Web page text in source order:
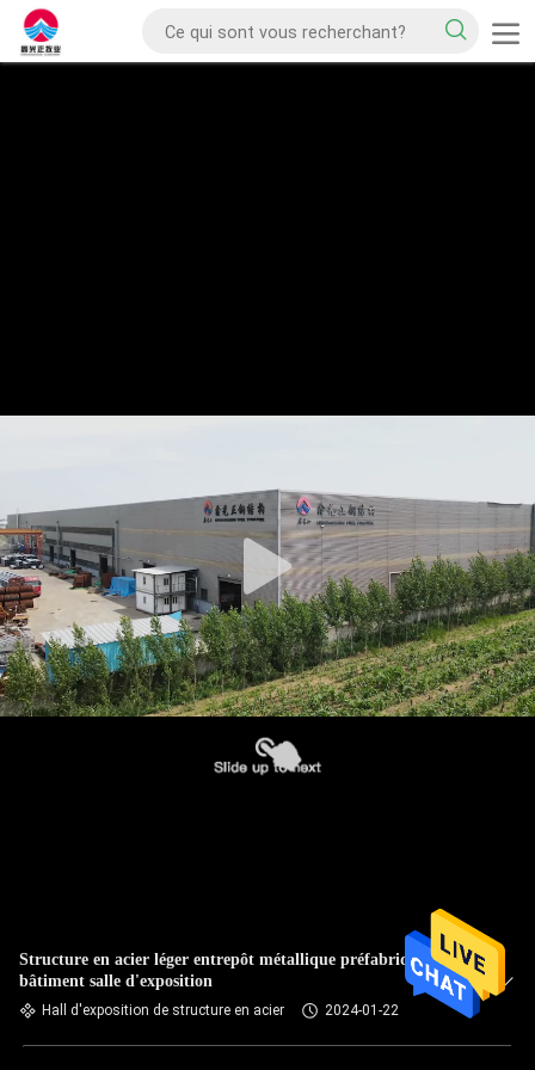
Structure en acier léger entrepôt métallique préfabriqué
bâtiment salle d'exposition
Hall d'exposition de structure en acier 2024-01-22